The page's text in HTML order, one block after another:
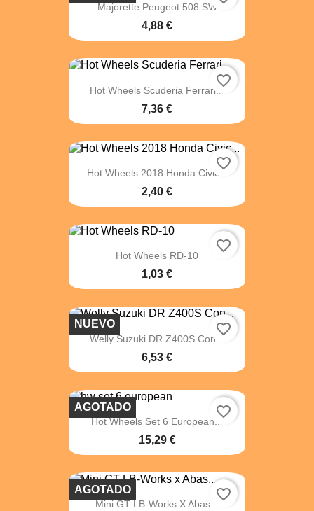
Majorette Peugeot 508 SW
4,88 €
Hot Wheels Scuderia Ferrari...
7,36 €
favorite_border
Hot Wheels 2018 Honda Civic...
2,40 €
favorite_border
Hot Wheels RD-10
1,03 €
favorite_border
Welly Suzuki DR Z400S Con...
6,53 €
NUEVO favorite_border
Hot Wheels Set 6 European...
15,29 €
AGOTADO favorite_border
Mini GT LB-Works X Abas...
AGOTADO favorite_border